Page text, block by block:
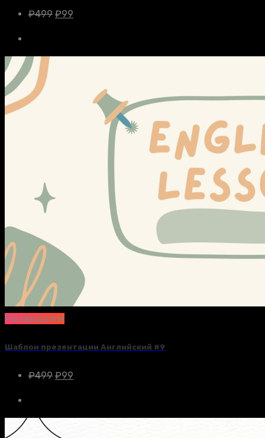
₽499 ₽99
Распродажа!
Шаблон презентации Английский #9
₽499 ₽99